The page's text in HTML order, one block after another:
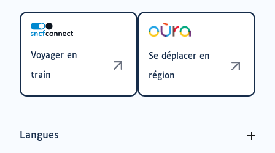
Voyager en
train
Se déplacer en
région
Langues